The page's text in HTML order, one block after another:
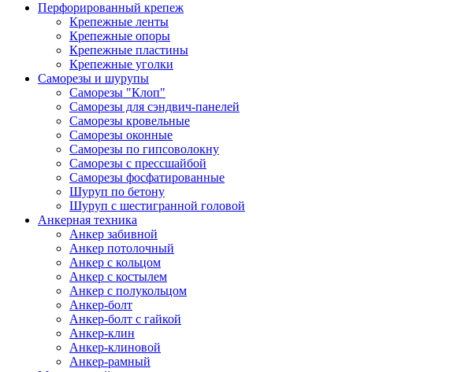
Перфорированный крепеж
Крепежные ленты
Крепежные опоры
Крепежные пластины
Крепежные уголки
Саморезы и шурупы
Саморезы "Клоп"
Саморезы для сэндвич-панелей
Саморезы кровельные
Саморезы оконные
Саморезы по гипсоволокну
Саморезы с прессшайбой
Саморезы фосфатированные
Шуруп по бетону
Шуруп с шестигранной головой
Анкерная техника
Анкер забивной
Анкер потолочный
Анкер с кольцом
Анкер с костылем
Анкер с полукольцом
Анкер-болт
Анкер-болт с гайкой
Анкер-клин
Анкер-клиновой
Анкер-рамный